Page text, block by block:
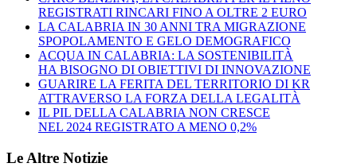
REGISTRATI RINCARI FINO A OLTRE 2 EURO
LA CALABRIA IN 30 ANNI TRA MIGRAZIONE
SPOPOLAMENTO E GELO DEMOGRAFICO
ACQUA IN CALABRIA: LA SOSTENIBILITÀ
HA BISOGNO DI OBIETTIVI DI INNOVAZIONE
GUARIRE LA FERITA DEL TERRITORIO DI KR
ATTRAVERSO LA FORZA DELLA LEGALITÀ
IL PIL DELLA CALABRIA NON CRESCE
NEL 2024 REGISTRATO A MENO 0,2%
Le Altre Notizie